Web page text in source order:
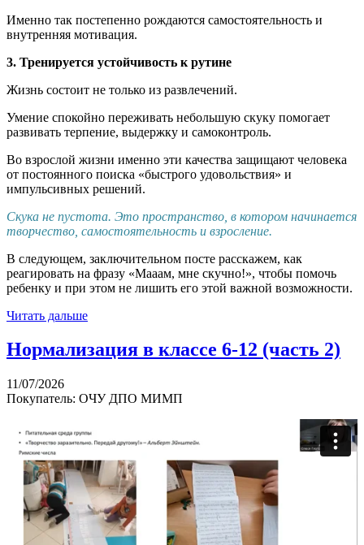
Именно так постепенно рождаются самостоятельность и
внутренняя мотивация.
3. Тренируется устойчивость к рутине
Жизнь состоит не только из развлечений.
Умение спокойно переживать небольшую скуку помогает
развивать терпение, выдержку и самоконтроль.
Во взрослой жизни именно эти качества защищают человека
от постоянного поиска «быстрого удовольствия» и
импульсивных решений.
Скука не пустота. Это пространство, в котором начинается
творчество, самостоятельность и взросление.
В следующем, заключительном посте расскажем, как
реагировать на фразу «Мааам, мне скучно!», чтобы помочь
ребенку и при этом не лишить его этой важной возможности.
Читать дальше
Нормализация в классе 6-12 (часть 2)
11/07/2026
Покупатель: ОЧУ ДПО МИМП